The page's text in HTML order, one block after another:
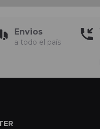
Envios
a todo el país